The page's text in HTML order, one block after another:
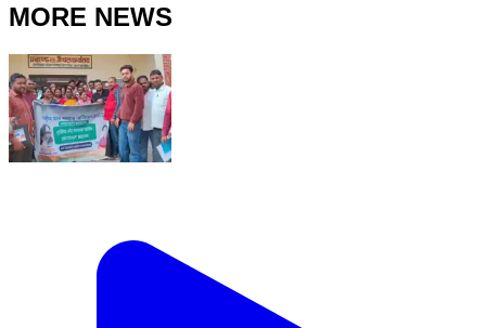
MORE NEWS